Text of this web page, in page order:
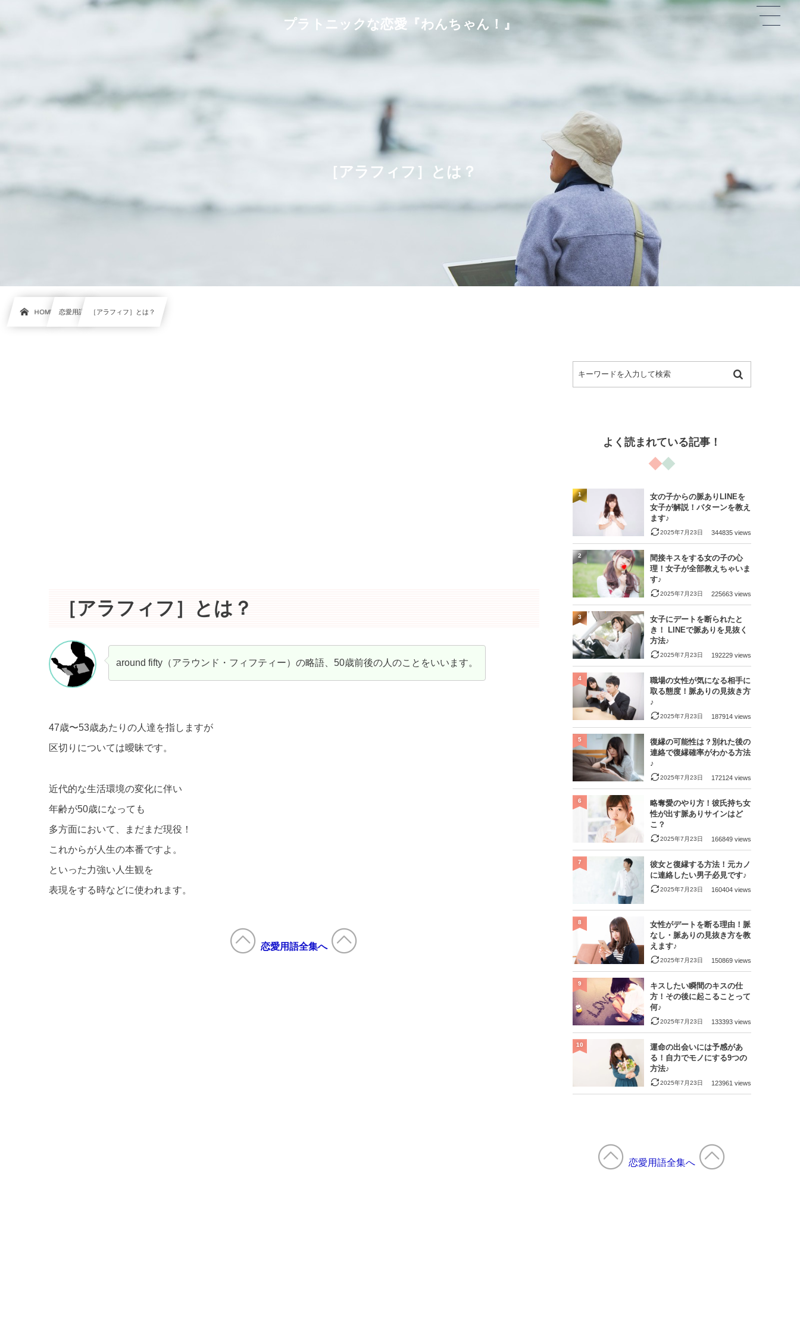
プラトニックな恋愛『わんちゃん！』
［アラフィフ］とは？
HOME 恋愛用語 ［アラフィフ］とは？
［アラフィフ］とは？
around fifty（アラウンド・フィフティー）の略語、50歳前後の人のことをいいます。
47歳〜53歳あたりの人達を指しますが
区切りについては曖昧です。
近代的な生活環境の変化に伴い
年齢が50歳になっても
多方面において、まだまだ現役！
これからが人生の本番ですよ。
といった力強い人生観を
表現をする時などに使われます。
恋愛用語全集へ
よく読まれている記事！
女の子からの脈ありLINEを
女子が解説！パターンを教え
ます♪
2025年7月23日 344835 views
1
間接キスをする女の子の心
理！女子が全部教えちゃいま
す♪
2025年7月23日 225663 views
2
女子にデートを断られたと
き！ LINEで脈ありを見抜く
方法♪
2025年7月23日 192229 views
3
職場の女性が気になる相手に
取る態度！脈ありの見抜き方
♪
2025年7月23日 187914 views
4
復縁の可能性は？別れた後の
連絡で復縁確率がわかる方法
♪
2025年7月23日 172124 views
5
略奪愛のやり方！彼氏持ち女
性が出す脈ありサインはど
こ？
2025年7月23日 166849 views
6
彼女と復縁する方法！元カノ
に連絡したい男子必見です♪
2025年7月23日 160404 views
7
女性がデートを断る理由！脈
なし・脈ありの見抜き方を教
えます♪
2025年7月23日 150869 views
8
キスしたい瞬間のキスの仕
方！その後に起こることって
何♪
2025年7月23日 133393 views
9
運命の出会いには予感があ
る！自力でモノにする9つの
方法♪
2025年7月23日 123961 views
10
恋愛用語全集へ